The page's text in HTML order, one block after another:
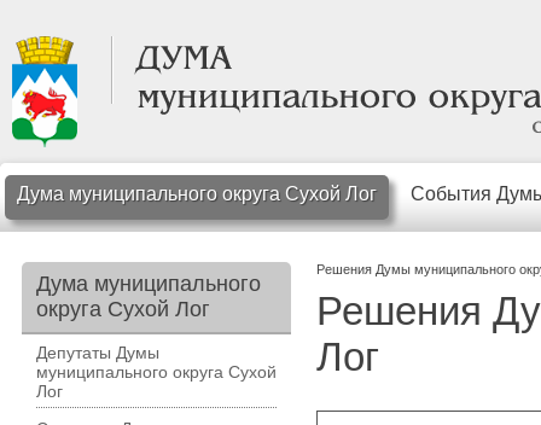
Дума муниципального округа Сухой Лог События
Решения Думы муниципального
Решения
Лог
Дума муниципального
округа Сухой Лог
Депутаты Думы
муниципального округа Сухой
Лог